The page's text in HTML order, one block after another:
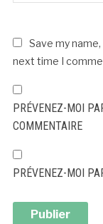
Save my
next time I
PRÉVENEZ-MOI
COMMENTAIRE
PRÉVENEZ-MOI